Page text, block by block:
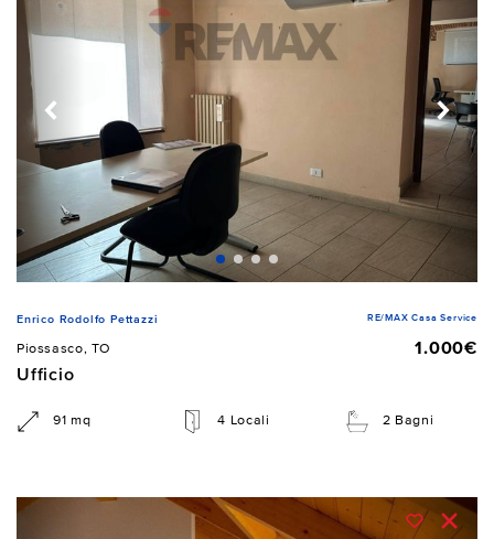
Enrico Rodolfo Pettazzi RE/MAX Casa Service
Piossasco, TO
1.000€
Ufficio
91 mq 4 Locali 2 Bagni